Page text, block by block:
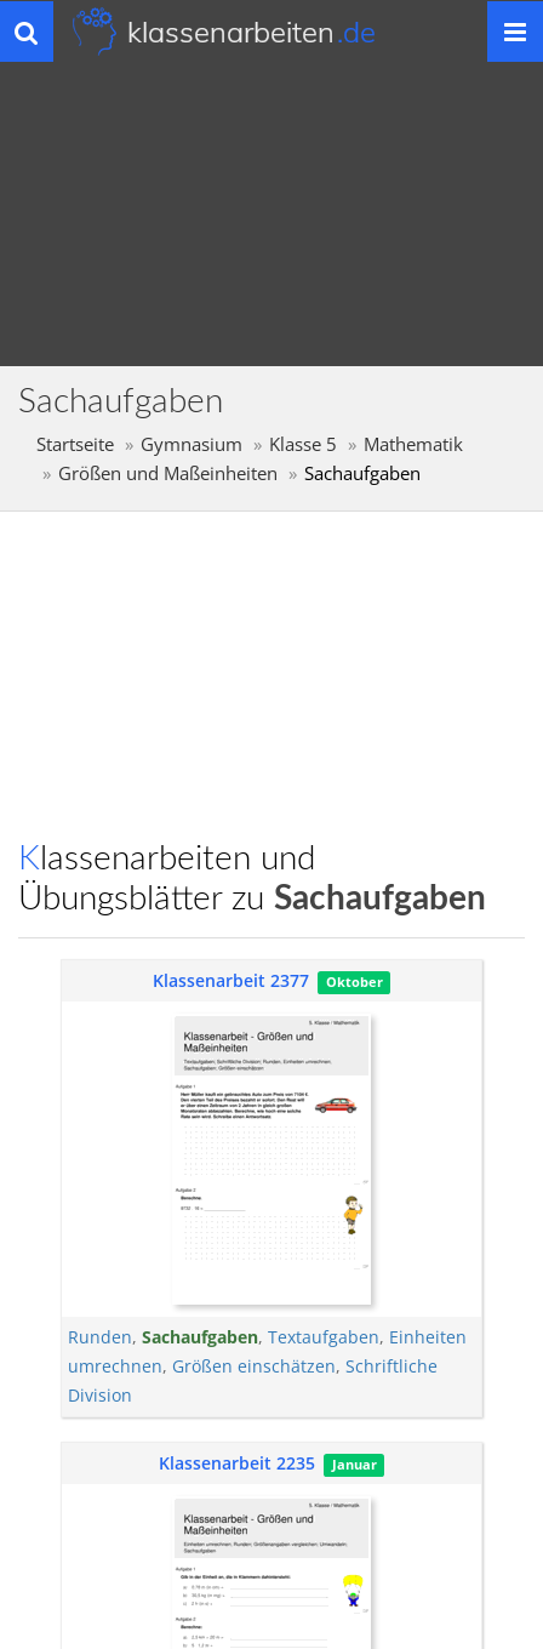
Toggle
navigation
klassenarbeiten.de
Sachaufgaben
Startseite Gymnasium Klasse 5
Mathematik
Größen und Maßeinheiten
Sachaufgaben
Klassenarbeiten und
Übungsblätter zu Sachaufgaben
Klassenarbeit 2377 Oktober
Runden, Sachaufgaben, Textaufgaben, Einheiten
umrechnen, Größen einschätzen, Schriftliche
Division
Klassenarbeit 2235 Januar